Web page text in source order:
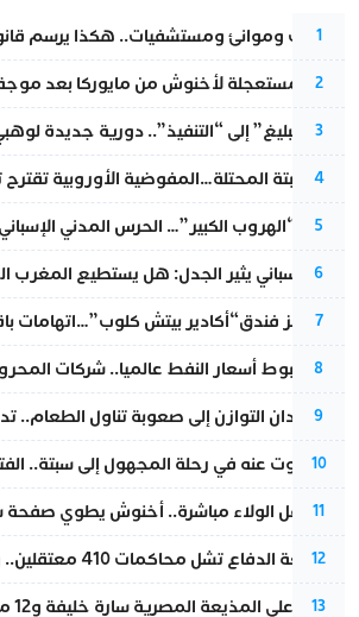
1
قطارات وموانئ ومستشفيات.. هكذا يرسم قانون المالية 2027 خارطة
2
عودة مستعجلة لأخنوش من مايوركا بعد
3
من “التبليغ” إلى “التنفيذ”.. دورية جديدة
4
أزمة سبتة المحتلة…المفوضية الأوروبية
5
عملية “الهروب الكبير”… الحرس المدني
6
تقرير إسباني يثير الجدل: هل يستطيع
7
أزمة تهز فندق“أكادير بيتش كلوب”…اتهامات
8
رغم هبوط أسعار النفط عالميا.. شركات
9
من فقدان التوازن إلى صعوبة تناول الطعام..
10
المسكوت عنه في رحلة المجهول إلى سبتة..
11
بعد حفل الولاء مباشرة.. أخنوش يطوي صفحة
12
مقاطعة الدفاع تشل محاكمات 410 معتقلين.. والنيابة العامة تبحث عن حل قانوني
13
الحكم على المذيعة المصرية سارة خليفة و12 متهما بالإعدام في قضية هزت بلاد الفراعنة